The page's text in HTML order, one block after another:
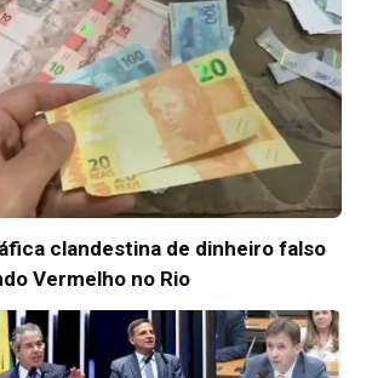
clandestina de dinheiro falso
Vermelho no Rio